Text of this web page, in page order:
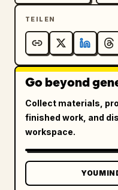
kreisförmige
abgerundetes
{"title":"Variante
blauer Wellen-
Schlagzeile in der
schwarze
ご視聴いただきありが
pillenförmiger
blauem Text:
TEILEN
Go beyond
Collect materials,
finished work, and
workspace.